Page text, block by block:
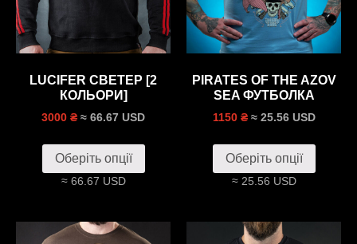
LUCIFER СВЕТЕР [2
КОЛЬОРИ]
3000 ₴ ≈ 66.67 USD
Оберіть опції
≈ 66.67 USD
PIRATES OF THE AZOV
SEA ФУТБОЛКА
1150 ₴ ≈ 25.56 USD
Оберіть опції
≈ 25.56 USD